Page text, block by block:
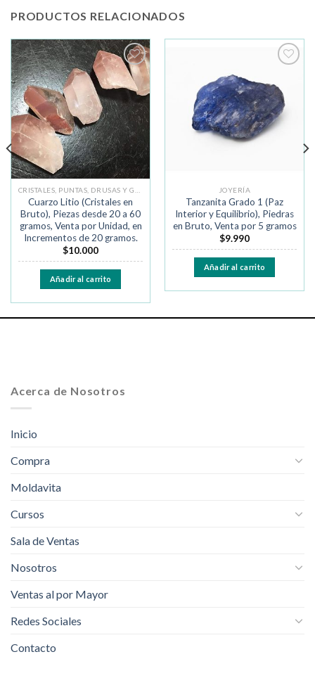
PRODUCTOS RELACIONADOS
Añadir
a la
lista de
deseos
Cuarzo Litio (Cristales en
Bruto), Piezas desde 20 a 60
gramos, Venta por Unidad, en
Incrementos de 20 gramos.
$10.000
Añadir al carrito
a la
lista de
deseos
JOYERÍA
Tanzanita Grado 1 (Paz
Interior y Equilibrio), Piedras
en Bruto, Venta por 5 gramos
$9.990
Añadir al carrito
Acerca de Nosotros
Inicio
Compra
Moldavita
Cursos
Sala de Ventas
Nosotros
Ventas al por Mayor
Redes Sociales
Contacto